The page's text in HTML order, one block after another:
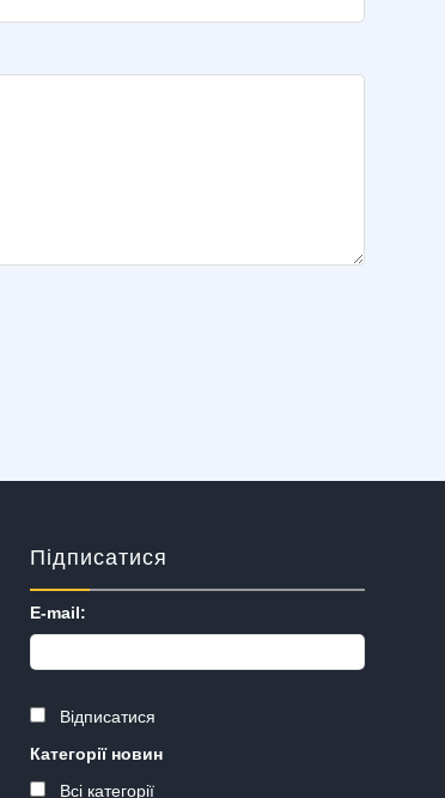
Підписатися
E-mail:
Відписатися
Категорії новин
Всі категорії